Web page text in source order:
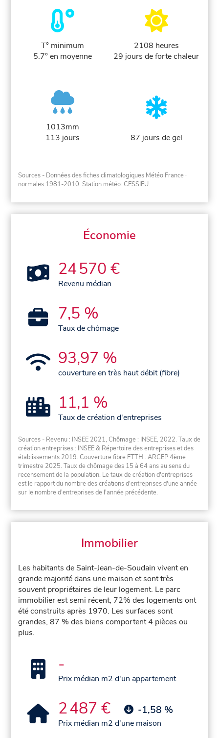
T° minimum
5.7° en moyenne
2108 heures
29 jours de forte chaleur
1013mm
113 jours
87 jours de gel
Sources - Données des fiches climatologiques Météo France ·
normales 1981-2010. Station météo: CESSIEU.
Économie
24 570 €
Revenu médian
7,5 %
Taux de chômage
93,97 %
couverture en très haut débit (fibre)
11,1 %
Taux de création d'entreprises
Sources - Revenu : INSEE 2021, Chômage : INSEE, 2022. Taux de
création entreprises : INSEE & Répertoire des entreprises et des
établissements 2019. Couverture fibre FTTH : ARCEP 4ème
trimestre 2025. Taux de chômage des 15 à 64 ans au sens du
recensement de la population. Le taux de création d'entreprises
est le rapport du nombre des créations d'entreprises d'une année
sur le nombre d'entreprises de l'année précédente.
Immobilier
Les habitants de Saint-Jean-de-Soudain vivent en
grande majorité dans une maison et sont très
souvent propriétaires de leur logement. Le parc
immobilier est semi récent, 72% des logements ont
été construits après 1970. Les surfaces sont
grandes, 87 % des biens comportent 4 pièces ou
plus.
-
Prix médian m2 d'un appartement
2 487 € -1,58 %
Prix médian m2 d'une maison